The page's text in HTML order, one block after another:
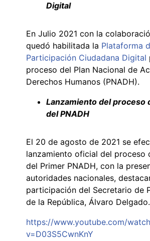
Digital
En Julio 2021 con la
quedó habilitada la Plataforma
Participación Ciudadana Digital
proceso del Plan Nacional de
Derechos Humanos (PNADH).
Lanzamiento del proceso
del PNADH
El 20 de agosto de 2021 se
lanzamiento oficial del proceso
del Primer PNADH, con la
autoridades nacionales,
participación del Secretario de
de la República, Álvaro Delgado.
https://www.youtube.com/
v=D03S5CwnKnY